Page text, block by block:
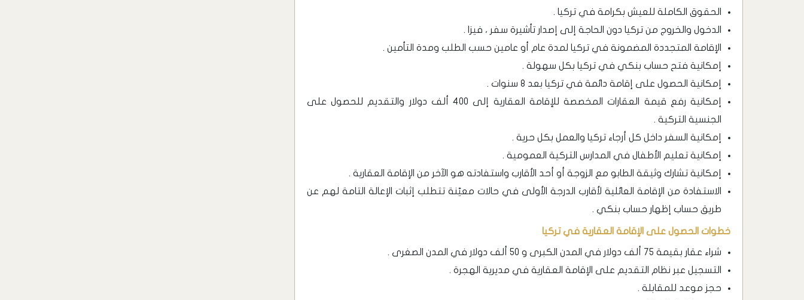
الحقوق الكاملة للعيش بكرامة في تركيا .
الدخول والخروج من تركيا دون الحاجة إلى إصدار تأشيرة سفر ، فيزا .
الإقامة المتجددة المضمونة في تركيا لمدة عام أو عامين حسب الطلب ومدة التأمين .
إمكانية فتح حساب بنكي في تركيا بكل سهولة .
إمكانية الحصول على إقامة دائمة في تركيا بعد 8 سنوات .
إمكانية رفع قيمة العقارات المخصصة للإقامة العقارية إلى 400 ألف دولار والتقديم للحصول على
الجنسية التركية .
إمكانية السفر داخل كل أرجاء تركيا والعمل بكل حرية .
إمكانية تعليم الأطفال في المدارس التركية العمومية .
إمكانية تشارك وثيقة الطابو مع الزوجة أو أحد الأقارب واستفادته هو الآخر من الإقامة العقارية .
الاستفادة من الإقامة العائلية لأقارب الدرجة الأولى في حالات معيّنة تتطلب إثبات الإعالة التامة لهم عن
طريق حساب إظهار حساب بنكي .
خطوات الحصول على الإقامة العقارية في تركيا
شراء عقار بقيمة 75 ألف دولار في المدن الكبرى و 50 ألف دولار في المدن الصغرى .
التسجيل عبر نظام التقديم على الإقامة العقارية في مديرية الهجرة .
حجز موعد للمقابلة .